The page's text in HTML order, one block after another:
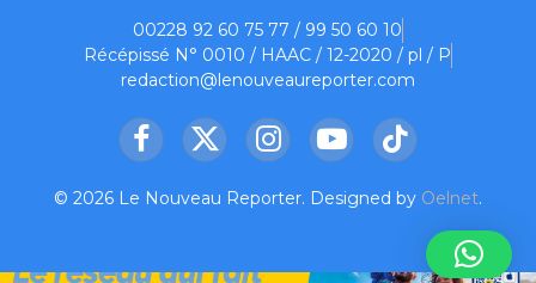
00228 92 60 75 77 / 99 50 60 10
Récépissé N° 0010 / HAAC / 12-2020 / pl / P
redaction@lenouveaureporter.com
Facebook
X
InstagramYouTubeTikTok
© 2026 Le Nouveau Reporter. Designed by Oelnet.